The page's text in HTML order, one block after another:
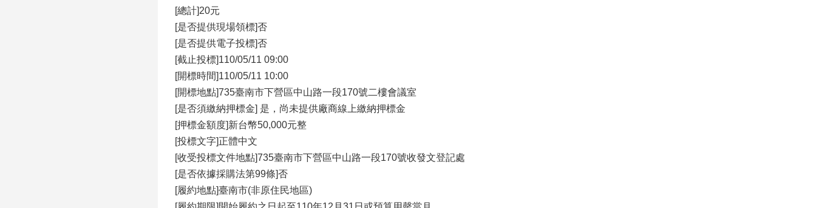
[總計]20元
[是否提供現場領標]否
[是否提供電子投標]否
[截止投標]110/05/11 09:00
[開標時間]110/05/11 10:00
[開標地點]735臺南市下營區中山路一段170號二樓會議室
[是否須繳納押標金] 是，尚未提供廠商線上繳納押標金
[押標金額度]新台幣50,000元整
[投標文字]正體中文
[收受投標文件地點]735臺南市下營區中山路一段170號收發文登記處
[是否依據採購法第99條]否
[履約地點]臺南市(非原住民地區)